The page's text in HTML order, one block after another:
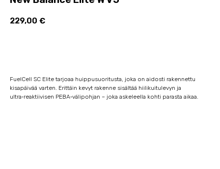
229,00 €
FuelCell SC Elite tarjoaa huippusuoritusta, joka on aidosti rakennettu
kisapäivää varten. Erittäin kevyt rakenne sisältää hiilikuitulevyn ja
ultra‑reaktiivisen PEBA‑välipohjan – joka askeleella kohti parasta aikaa.